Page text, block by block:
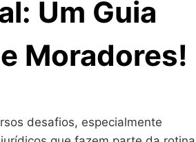
Um Guia
Moradores!
desafios, especialmente